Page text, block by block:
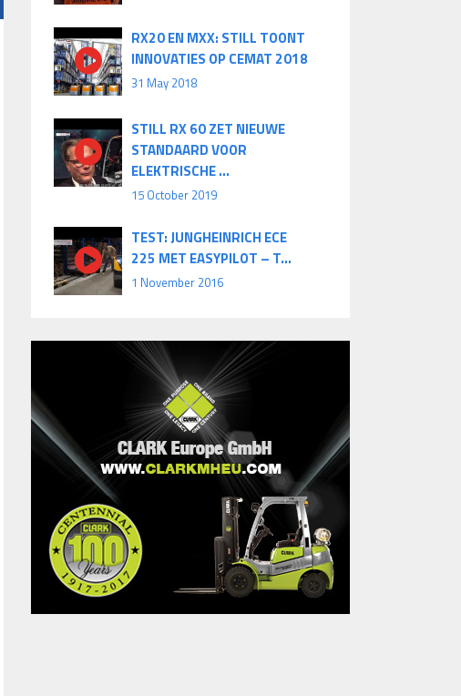
RX20 EN MXX: STILL TOONT
INNOVATIES OP CEMAT 2018
31 May 2018
STILL RX 60 ZET NIEUWE
STANDAARD VOOR
ELEKTRISCHE ...
15 October 2019
TEST: JUNGHEINRICH ECE
225 MET EASYPILOT – T...
1 November 2016